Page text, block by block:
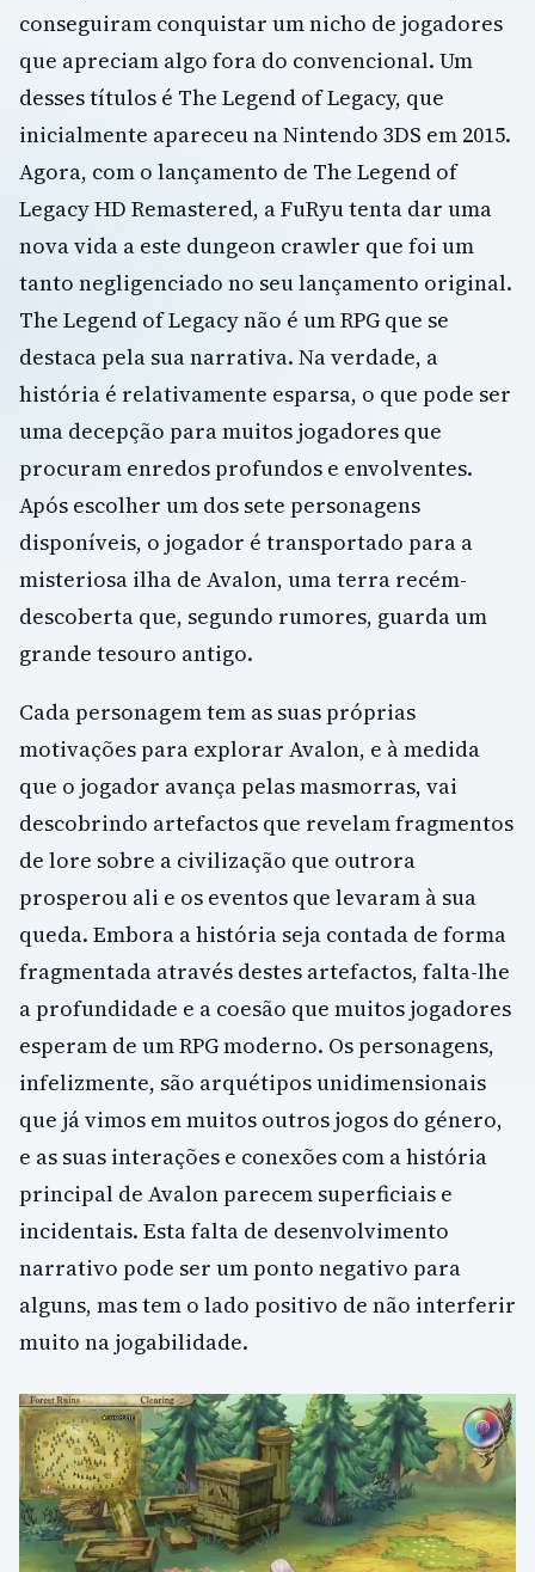
conseguiram conquistar um nicho de jogadores
que apreciam algo fora do convencional. Um
desses títulos é The Legend of Legacy, que
inicialmente apareceu na Nintendo 3DS em 2015.
Agora, com o lançamento de The Legend of
Legacy HD Remastered, a FuRyu tenta dar uma
nova vida a este dungeon crawler que foi um
tanto negligenciado no seu lançamento original.
The Legend of Legacy não é um RPG que se
destaca pela sua narrativa. Na verdade, a
história é relativamente esparsa, o que pode ser
uma decepção para muitos jogadores que
procuram enredos profundos e envolventes.
Após escolher um dos sete personagens
disponíveis, o jogador é transportado para a
misteriosa ilha de Avalon, uma terra recém-
descoberta que, segundo rumores, guarda um
grande tesouro antigo.
Cada personagem tem as suas próprias
motivações para explorar Avalon, e à medida
que o jogador avança pelas masmorras, vai
descobrindo artefactos que revelam fragmentos
de lore sobre a civilização que outrora
prosperou ali e os eventos que levaram à sua
queda. Embora a história seja contada de forma
fragmentada através destes artefactos, falta-lhe
a profundidade e a coesão que muitos jogadores
esperam de um RPG moderno. Os personagens,
infelizmente, são arquétipos unidimensionais
que já vimos em muitos outros jogos do género,
e as suas interações e conexões com a história
principal de Avalon parecem superficiais e
incidentais. Esta falta de desenvolvimento
narrativo pode ser um ponto negativo para
alguns, mas tem o lado positivo de não interferir
muito na jogabilidade.